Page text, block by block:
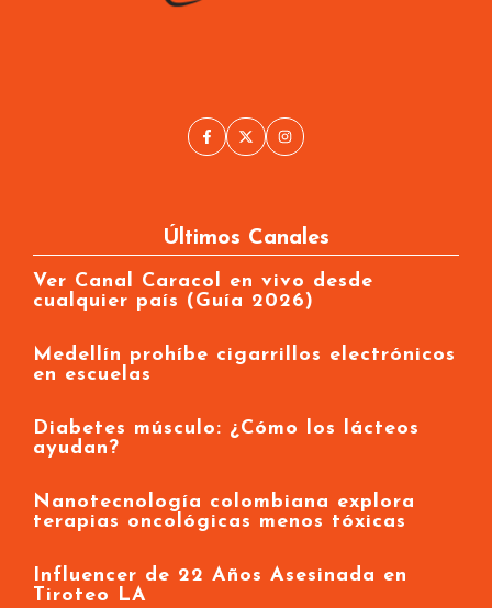
Últimos Canales
Ver Canal Caracol en vivo desde
cualquier país (Guía 2026)
Medellín prohíbe cigarrillos electrónicos
en escuelas
Diabetes músculo: ¿Cómo los lácteos
ayudan?
Nanotecnología colombiana explora
terapias oncológicas menos tóxicas
Influencer de 22 Años Asesinada en
Tiroteo LA